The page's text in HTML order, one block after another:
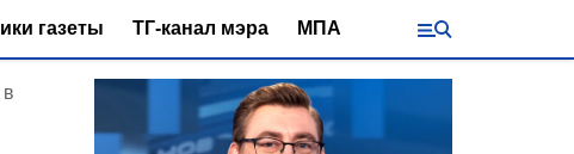
газеты ТГ-канал мэра МПА